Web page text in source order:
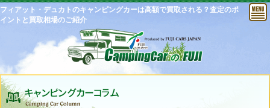
フィアット・デュカトのキャンピングカーは高額で買取される？査定のポ
イントと買取相場のご紹介